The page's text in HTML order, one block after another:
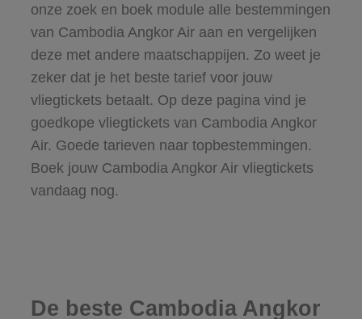
onze zoek en boek module alle bestemmingen
van Cambodia Angkor Air aan en vergelijken
deze met andere maatschappijen. Zo weet je
zeker dat je het beste tarief voor jouw
vliegtickets betaalt. Op deze pagina vind je
goedkope vliegtickets van Cambodia Angkor
Air. Goede tarieven naar topbestemmingen.
Boek jouw Cambodia Angkor Air vliegtickets
vandaag nog.
De beste Cambodia Angkor